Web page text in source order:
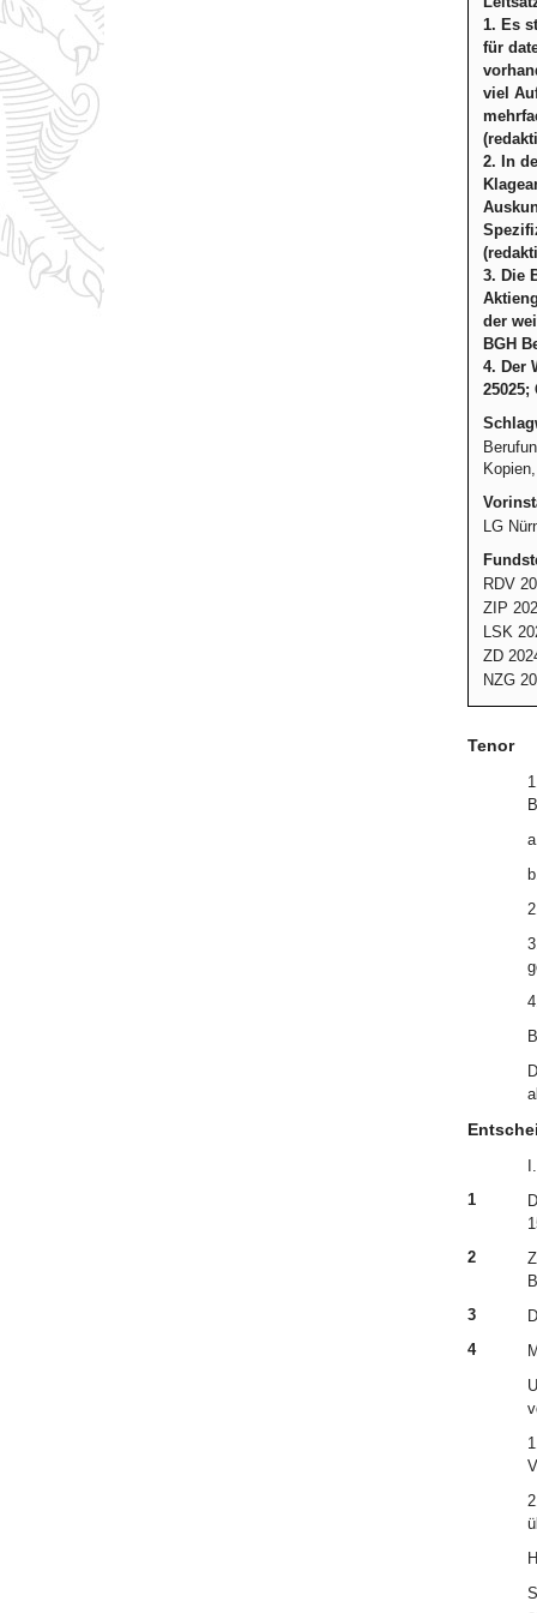
1. Es
für
viel
2. In
3. Die
der
BGH
4. Der
25025;
LG
RDV
ZIP
LSK
ZD
NZG
Tenor
I.
1
2
3
4